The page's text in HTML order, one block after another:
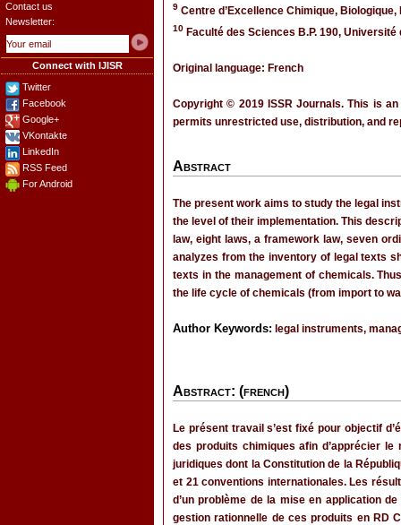
Contact us
Newsletter:
Connect with IJISR
Twitter
Facebook
Google+
VKontakte
LinkedIn
RSS Feed
For Android
9 Centre d’Excellence Chimique,
10 Faculté des Sciences B.P. 190,
Original language: French
Copyright © 2019 ISSR Journals. This is
permits unrestricted use, distribution, and
Abstract
The present work aims to study the legal
the level of their implementation. This
law, eight laws, a framework law, seven
analyzes from the inventory of legal texts
texts in the management of chemicals.
the life cycle of chemicals (from import to
Author Keywords: legal instruments,
Abstract: (french)
Le présent travail s’est fixé pour objectif
des produits chimiques afin d’apprécier
juridiques dont la Constitution de la
et 21 conventions internationales. Les
d’un problème de la mise en application
gestion rationnelle de ces produits en RD